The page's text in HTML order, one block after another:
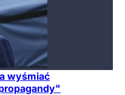
wyśmiać